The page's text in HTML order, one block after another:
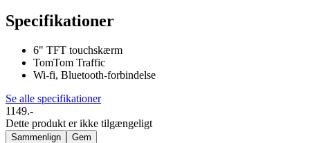
Specifikationer
6" TFT touchskærm
TomTom Traffic
Wi-fi, Bluetooth-forbindelse
Se alle specifikationer
1149.-
Dette produkt er ikke tilgængeligt
Sammenlign Gem